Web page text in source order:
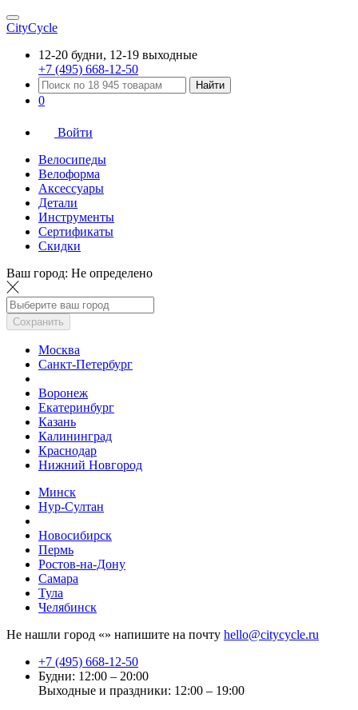
CityCycle
12-20 будни, 12-19 выходные
+7 (495) 668-12-50
Найти
0
Войти
Велосипеды
Велоформа
Аксессуары
Детали
Инструменты
Сертификаты
Скидки
Ваш город: Не определено
Сохранить
Москва
Санкт-Петербург
Воронеж
Екатеринбург
Казань
Калининград
Краснодар
Нижний Новгород
Минск
Нур-Султан
Новосибирск
Пермь
Ростов-на-Дону
Самара
Тула
Челябинск
Не нашли город «» напишите на почту hello@citycycle.ru
+7 (495) 668-12-50
Будни: 12:00 – 20:00
Выходные и праздники: 12:00 – 19:00